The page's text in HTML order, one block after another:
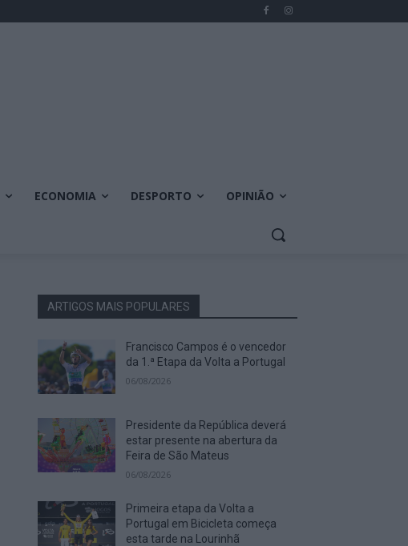
ECONOMIA DESPORTO OPINIÃO
ARTIGOS MAIS POPULARES
Francisco Campos é o vencedor
da 1.ª Etapa da Volta a Portugal
06/08/2026
Presidente da República deverá
estar presente na abertura da
Feira de São Mateus
06/08/2026
Primeira etapa da Volta a
Portugal em Bicicleta começa
esta tarde na Lourinhã